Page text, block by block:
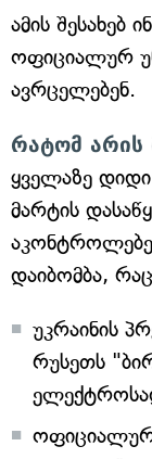
ამის შესახებ
ოფიციალურ
ავრცელებენ.
რატომ არის
ყველაზე
მარტის
დაიბომბა,
უკრაინის
რუსეთს